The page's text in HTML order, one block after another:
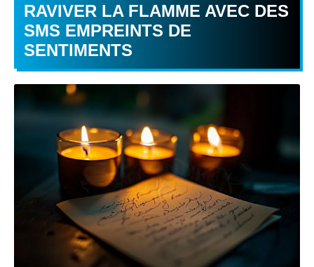
RAVIVER LA FLAMME AVEC DES
SMS EMPREINTS DE
SENTIMENTS